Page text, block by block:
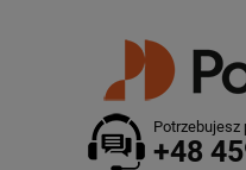
Potrzebujesz
+48